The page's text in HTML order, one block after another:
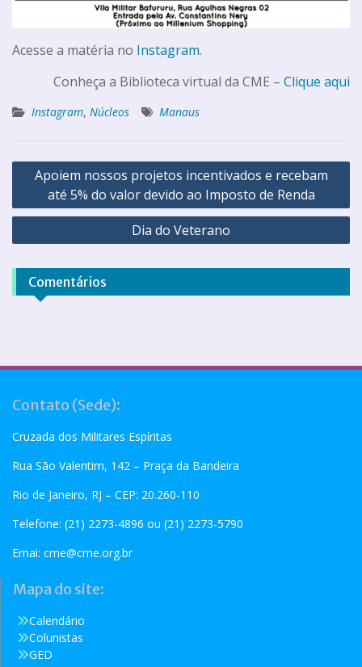
Acesse a matéria no Instagram.
Conheça a Biblioteca virtual da CME – Clique aqui
Instagram, Núcleos Manaus
Apoiem nossos projetos incentivados e recebam
até 5% do valor devido ao Imposto de Renda
Dia do Veterano
Comentários
Contato (Sede):
Cruzada dos Militares Espíritas
Rua São Valentim, 142 – Praça da Bandeira
Rio de Janeiro, RJ – CEP: 20.260-110
Telefone: (21) 2273-4896 ou (21) 2273-5790
Emai: cme@cme.org.br
Mapa do site:
Calendário
Colunistas
GED